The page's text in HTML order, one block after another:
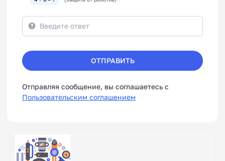
ОТПРАВИТЬ
Отправляя сообщение, вы соглашаетесь с
Пользовательским соглашением